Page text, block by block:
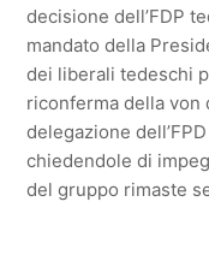
decisione dell’FDP
mandato della
dei liberali tedeschi
riconferma della von
delegazione
chiedendole di
del gruppo rimaste